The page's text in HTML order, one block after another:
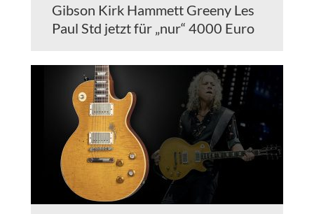
Gibson Kirk Hammett Greeny Les
Paul Std jetzt für „nur“ 4000 Euro